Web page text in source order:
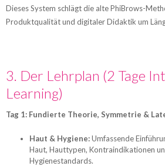
Dieses System schlägt die alte PhiBrows-
Produktqualität und digitaler Didaktik um
3. Der Lehrplan (2 Tage
Learning)
Tag 1: Fundierte Theorie, Symmetrie &
Haut & Hygiene:Umfassende
Haut, Hauttypen, Kontraindikationen
Hygienestandards.